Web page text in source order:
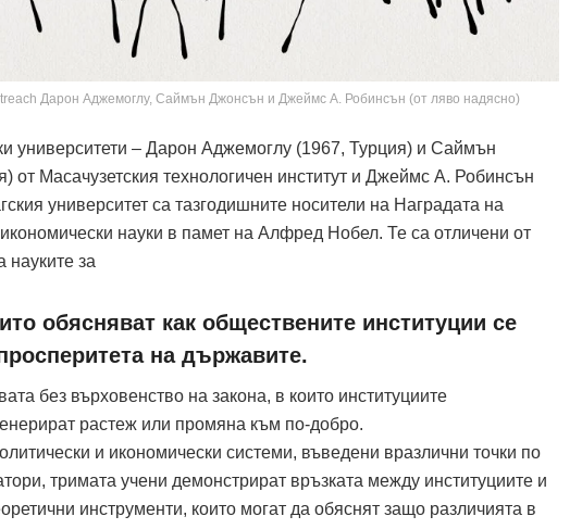
Дарон Аджемоглу, Саймън Джонсън и Джеймс А. Робинсън (от ляво надясно)
университети – Дарон Аджемоглу (1967, Турция) и Саймън
от Масачузетския технологичен институт и Джеймс А. Робинсън
университет са тазгодишните носители на Наградата на
науки в памет на Алфред Нобел. Те са отличени от
науките за
обясняват как обществените институции се
на държавите.
без върховенство на закона, в които институциите
растеж или промяна към по-добро.
и икономически системи, въведени вразлични точки по
тримата учени демонстрират връзката между институциите и
инструменти, които могат да обяснят защо различията в